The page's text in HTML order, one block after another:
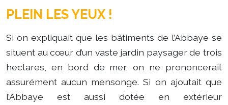
PLEIN LES YEUX !
Si on expliquait que les bâtiments de l’Abbaye se
situent au cœur d’un vaste jardin paysager de trois
hectares, en bord de mer, on ne prononcerait
assurément aucun mensonge. Si on ajoutait que
l’Abbaye est aussi dotée en extérieur